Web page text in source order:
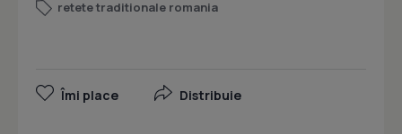
retete traditionale romania
Îmi place Distribuie